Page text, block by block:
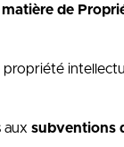
de
propriété
aux subventions